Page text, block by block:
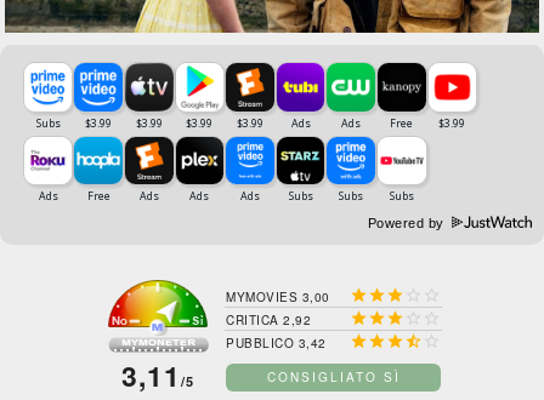
Powered by
3,11 /5
MYMOVIES 3,00   
CRITICA 2,92   
PUBBLICO 3,42  
CONSIGLIATO SÌ